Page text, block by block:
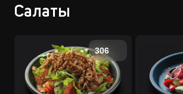
Салаты
306